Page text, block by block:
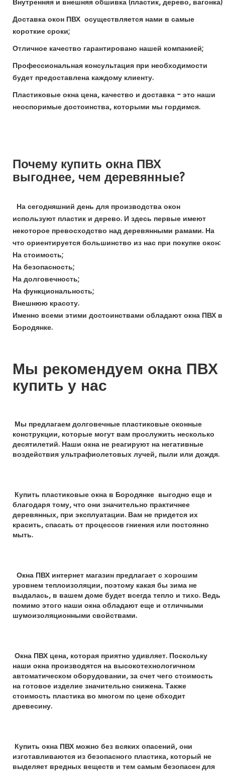
Внутренняя и внешняя обшивка (пластик, дерево, вагонка)
Доставка окон ПВХ осуществляется нами в самые
короткие сроки;
Отличное качество гарантировано нашей компанией;
Профессиональная консультация при необходимости
будет предоставлена каждому клиенту.
Пластиковые окна цена, качество и доставка – это наши
неоспоримые достоинства, которыми мы гордимся.
Почему купить окна ПВХ
выгоднее, чем деревянные?
На сегодняшний день для производства окон
используют пластик и дерево. И здесь первые имеют
некоторое превосходство над деревянными рамами. На
что ориентируется большинство из нас при покупке окон:
На стоимость;
На безопасность;
На долговечность;
На функциональность;
Внешнюю красоту.
Именно всеми этими достоинствами обладают окна ПВХ в
Бородянке.
Мы рекомендуем окна ПВХ
купить у нас
Мы предлагаем долговечные пластиковые оконные
конструкции, которые могут вам прослужить несколько
десятилетий. Наши окна не реагируют на негативные
воздействия ультрафиолетовых лучей, пыли или дождя.
Купить пластиковые окна в Бородянке выгодно еще и
благодаря тому, что они значительно практичнее
деревянных, при эксплуатации. Вам не придется их
красить, спасать от процессов гниения или постоянно
мыть.
Окна ПВХ интернет магазин предлагает с хорошим
уровнем теплоизоляции, поэтому какая бы зима не
выдалась, в вашем доме будет всегда тепло и тихо. Ведь
помимо этого наши окна обладают еще и отличными
шумоизоляционными свойствами.
Окна ПВХ цена, которая приятно удивляет. Поскольку
наши окна производятся на высокотехнологичном
автоматическом оборудовании, за счет чего стоимость
на готовое изделие значительно снижена. Также
стоимость пластика во многом по цене обходит
древесину.
Купить окна ПВХ можно без всяких опасений, они
изготавливаются из безопасного пластика, который не
выделяет вредных веществ и тем самым безопасен для